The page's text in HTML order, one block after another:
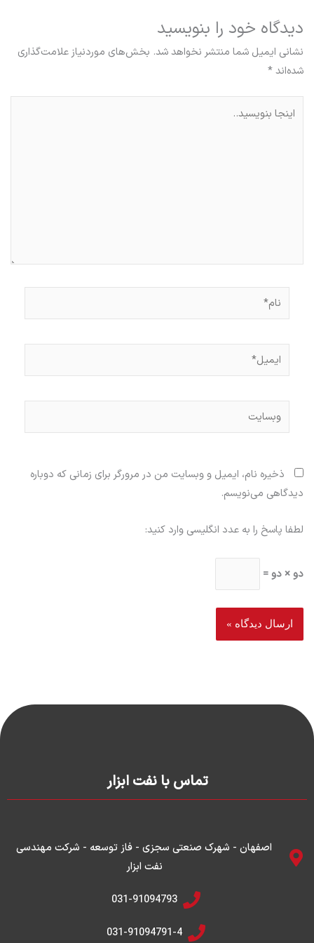
دیدگاه‌ خود را بنویسید
نشانی ایمیل شما منتشر نخواهد شد. بخش‌های موردنیاز علامت‌گذاری
شده‌اند*
بنویسید..
ایمیل*
وبسایت
ذخیره نام، ایمیل و وبسایت من در مرورگر برای زمانی که دوباره
دیدگاهی می‌نویسم.
لطفا پاسخ را به عدد انگلیسی وارد کنید:
دو × دو =
تماس با نفت ابزار
اصفهان - شهرک صنعتی سجزی - فاز توسعه - شرکت مهندسی
نفت ابزار
031-91094793
031-91094791-4